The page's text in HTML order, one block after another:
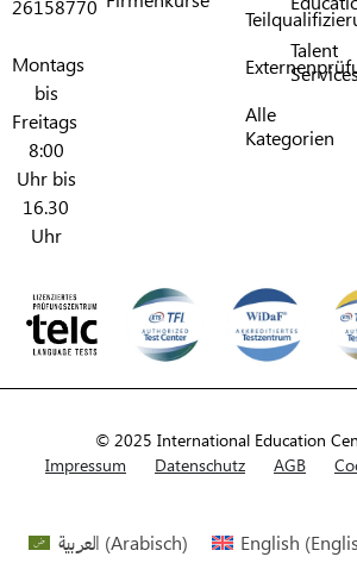
26158770
Montags
bis
Freitags
8:00
Uhr bis
16.30
Uhr
Alle
Kategorien​
Talent
© 2025 International Education
Impressum
Datenschutz AGB
العربية (Arabisch) English (